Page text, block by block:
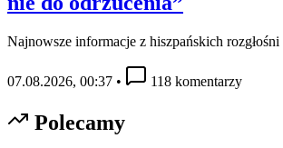
Najnowsze informacje z hiszpańskich
07.08.2026, 00:37 • 118 komentarzy
Polecamy